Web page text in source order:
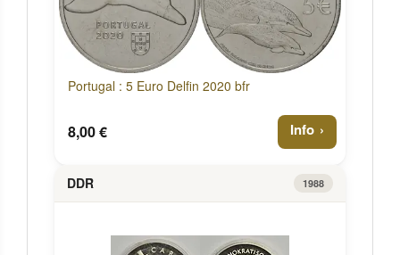
Portugal : 5 Euro Delfin 2020 bfr
8,00 € Info
DDR 1988